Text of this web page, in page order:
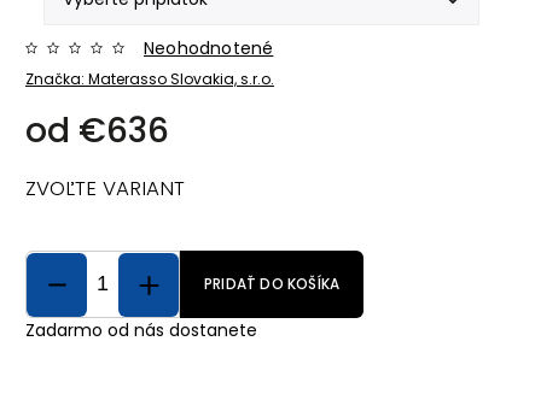
Značka: Materasso Slovakia, s.r.o.
Neohodnotené
od €636
ZVOĽTE VARIANT
PRIDAŤ DO KOŠÍKA
Zadarmo od nás dostanete